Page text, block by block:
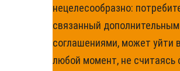
нецелесообразно:
связанный
соглашениями, может уйти в
любой момент, не считаясь